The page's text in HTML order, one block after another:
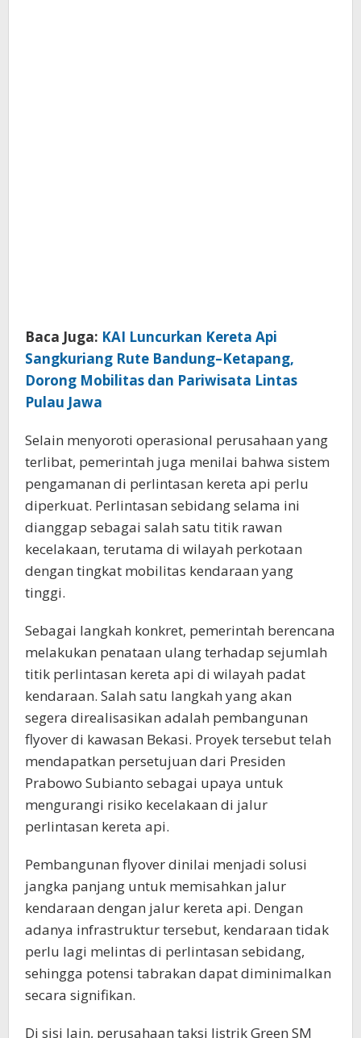
Baca Juga: KAI Luncurkan Kereta Api
Sangkuriang Rute Bandung–Ketapang,
Dorong Mobilitas dan Pariwisata Lintas
Pulau Jawa
Selain menyoroti operasional perusahaan yang
terlibat, pemerintah juga menilai bahwa sistem
pengamanan di perlintasan kereta api perlu
diperkuat. Perlintasan sebidang selama ini
dianggap sebagai salah satu titik rawan
kecelakaan, terutama di wilayah perkotaan
dengan tingkat mobilitas kendaraan yang
tinggi.
Sebagai langkah konkret, pemerintah berencana
melakukan penataan ulang terhadap sejumlah
titik perlintasan kereta api di wilayah padat
kendaraan. Salah satu langkah yang akan
segera direalisasikan adalah pembangunan
flyover di kawasan Bekasi. Proyek tersebut telah
mendapatkan persetujuan dari Presiden
Prabowo Subianto sebagai upaya untuk
mengurangi risiko kecelakaan di jalur
perlintasan kereta api.
Pembangunan flyover dinilai menjadi solusi
jangka panjang untuk memisahkan jalur
kendaraan dengan jalur kereta api. Dengan
adanya infrastruktur tersebut, kendaraan tidak
perlu lagi melintas di perlintasan sebidang,
sehingga potensi tabrakan dapat diminimalkan
secara signifikan.
Di sisi lain, perusahaan taksi listrik Green SM